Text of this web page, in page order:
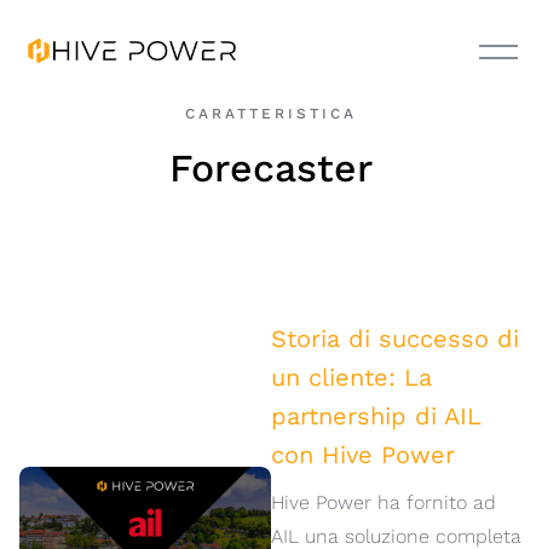
CARATTERISTICA
Forecaster
Storia di successo di
un cliente: La
partnership di AIL
con Hive Power
Hive Power ha fornito ad
AIL una soluzione completa